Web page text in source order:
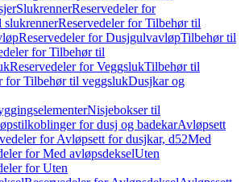
SlukrennerReservedeler for
slukrennerReservedeler for Tilbehør til
Reservedeler for DusjgulvavløpTilbehør til
for Tilbehør til
Reservedeler for VeggslukTilbehør til
for Tilbehør til veggslukDusjkar og
Nisjebokser til
for dusj og badekarAvløpsett
for Avløpsett for dusjkar, d52Med
for Med avløpsdekselUten
for Uten